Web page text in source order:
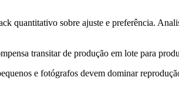
quantitativo sobre ajuste e preferência.
transitar de produção em lote para
e fotógrafos devem dominar